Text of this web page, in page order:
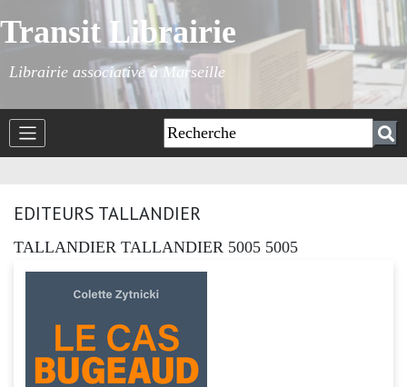
Transit Librairie
Librairie associative à Marseille
EDITEURS TALLANDIER
TALLANDIER TALLANDIER 5005 5005